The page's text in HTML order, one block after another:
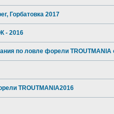
Горбатовка 2017
- 2016
по ловле форели TROUTMANIA
TROUTMANIA2016